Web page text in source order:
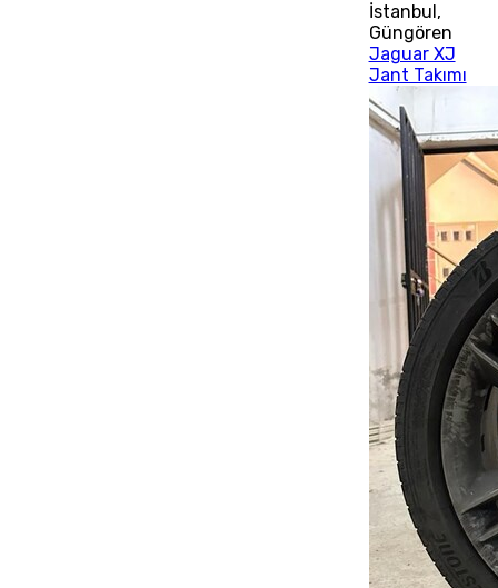
İstanbul ,
Güngören
Jaguar XJ
Jant Takımı